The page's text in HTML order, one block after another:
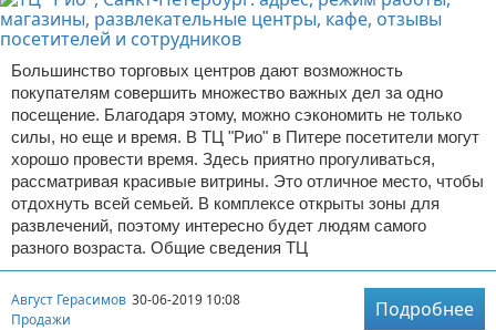
Большинство торговых центров дают возможность
покупателям совершить множество важных дел за одно
посещение. Благодаря этому, можно сэкономить не только
силы, но еще и время. В ТЦ "Рио" в Питере посетители могут
хорошо провести время. Здесь приятно прогуливаться,
рассматривая красивые витрины. Это отличное место, чтобы
отдохнуть всей семьей. В комплексе открыты зоны для
развлечений, поэтому интересно будет людям самого
разного возраста. Общие сведения ТЦ
Август Герасимов 30-06-2019 10:08
Продажи
Подробнее